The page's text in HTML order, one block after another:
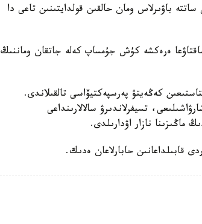
باۋىرلاس ومان حالقىن قولدايتىنىن تاعى دا
ەرەكشە كۇش جۇمساپ كەلە جاتقان وماننىڭ
كەڭەيتۋ پەرسپەكتيۆاسى تالقىلاندى.
تسيفرلاندىرۋ سالالارىنداعى
ماڭىزىنا نازار اۋدارىلدى.
قابىلداعانىن حابارلاعان ەدىك.